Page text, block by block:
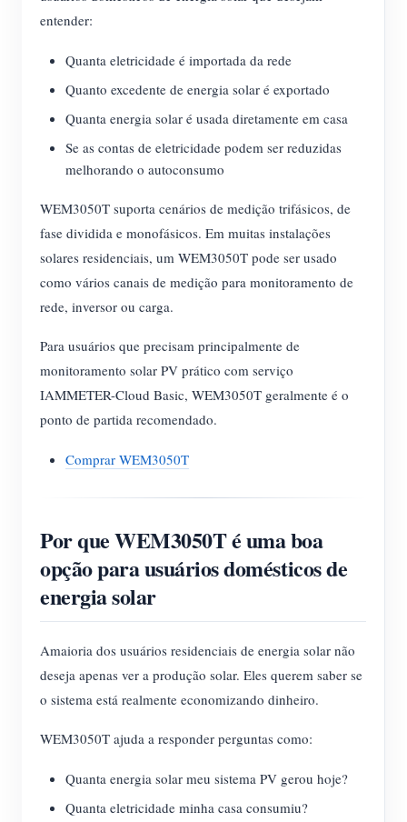
entender:
Quanta eletricidade é importada da rede
Quanto excedente de energia solar é exportado
Quanta energia solar é usada diretamente em casa
Se as contas de eletricidade podem ser reduzidas
melhorando o autoconsumo
WEM3050T suporta cenários de medição trifásicos, de
fase dividida e monofásicos. Em muitas instalações
solares residenciais, um WEM3050T pode ser usado
como vários canais de medição para monitoramento de
rede, inversor ou carga.
Para usuários que precisam principalmente de
monitoramento solar PV prático com serviço
IAMMETER-Cloud Basic, WEM3050T geralmente é o
ponto de partida recomendado.
Comprar WEM3050T
Por que WEM3050T é uma boa
opção para usuários domésticos de
energia solar
Amaioria dos usuários residenciais de energia solar não
deseja apenas ver a produção solar. Eles querem saber se
o sistema está realmente economizando dinheiro.
WEM3050T ajuda a responder perguntas como:
Quanta energia solar meu sistema PV gerou hoje?
Quanta eletricidade minha casa consumiu?